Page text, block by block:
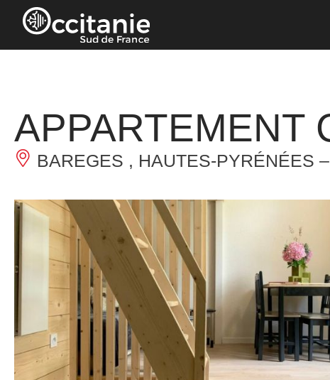
Panneau de gestion des cookies
APPARTEMENT
BAREGES , HAUTES-PYRÉNÉES –